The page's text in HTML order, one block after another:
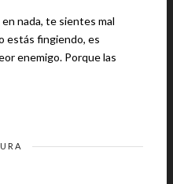
nada, te sientes mal
estás fingiendo, es
Porque las